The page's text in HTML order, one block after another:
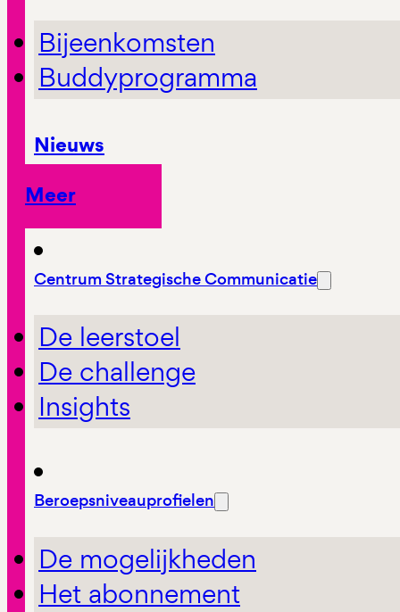
Bijeenkomsten
Buddyprogramma
Nieuws
Meer
Centrum Strategische Communicatie
De leerstoel
De challenge
Insights
Beroepsniveauprofielen
De mogelijkheden
Het abonnement